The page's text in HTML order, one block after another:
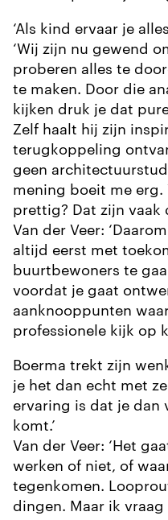
‘Als kind ervaar je
‘Wij zijn nu gewend
proberen alles te
te maken. Door die
kijken druk je dat
Zelf haalt hij zijn
terugkoppeling
geen
mening boeit me
prettig? Dat zijn vaak
Van der Veer:
altijd eerst met
buurtbewoners te
voordat je gaat
aanknooppunten
professionele kijk op
Boerma trekt zijn
je het dan echt met
ervaring is dat je dan
komt.’
Van der Veer: ‘Het
werken of niet, of
tegenkomen.
dingen. Maar ik